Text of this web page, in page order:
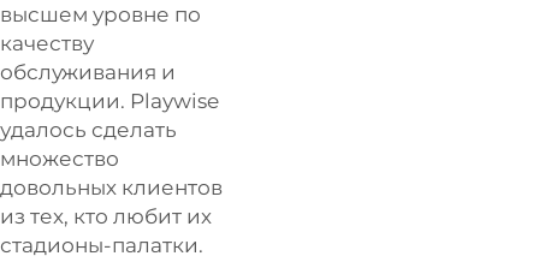
высшем уровне по
качеству
обслуживания и
продукции. Playwise
удалось сделать
множество
довольных клиентов
из тех, кто любит их
стадионы-палатки.